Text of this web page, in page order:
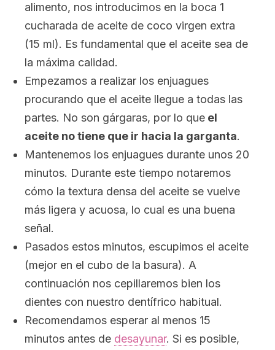
alimento, nos introducimos en la boca 1
cucharada de aceite de coco virgen extra
(15 ml). Es fundamental que el aceite sea de
la máxima calidad.
Empezamos a realizar los enjuagues
procurando que el aceite llegue a todas las
partes. No son gárgaras, por lo que el
aceite no tiene que ir hacia la garganta.
Mantenemos los enjuagues durante unos 20
minutos. Durante este tiempo notaremos
cómo la textura densa del aceite se vuelve
más ligera y acuosa, lo cual es una buena
señal.
Pasados estos minutos, escupimos el aceite
(mejor en el cubo de la basura). A
continuación nos cepillaremos bien los
dientes con nuestro dentífrico habitual.
Recomendamos esperar al menos 15
minutos antes de desayunar. Si es posible,